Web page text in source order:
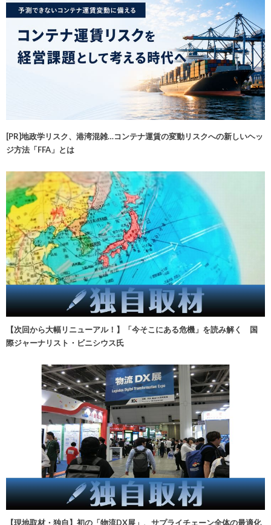
[PR]地政学リスク、港湾混雑…コンテナ運賃の変動リスクへの新しいヘッ
ジ方法「FFA」とは
【次回から大幅リニューアル！】「今そこにある危機」を読み解く 国
際ジャーナリスト・ビニシウス氏
【現地取材・独自】初の「物流DX展」、サプライチェーン全体の最適化